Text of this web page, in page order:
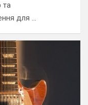
та
для …